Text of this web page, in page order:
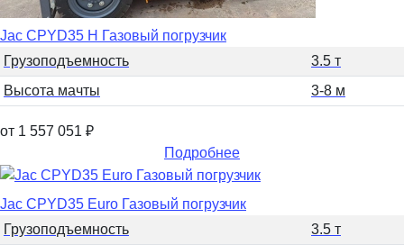
Jac CPYD35 H Газовый погрузчик
Грузоподъемность
3.5 т
Высота мачты
3-8 м
от 1 557 051 ₽
Подробнее
Jac CPYD35 Euro Газовый погрузчик
Грузоподъемность
3.5 т